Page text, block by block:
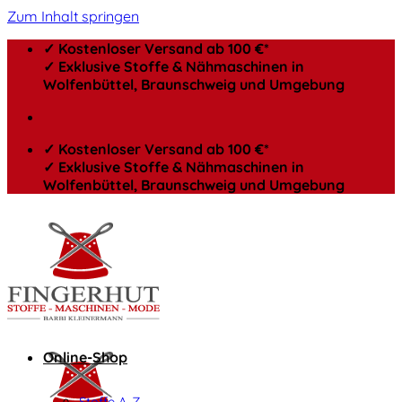
Zum Inhalt springen
✓ Kostenloser Versand ab 100 €*
✓ Exklusive Stoffe & Nähmaschinen in
Wolfenbüttel, Braunschweig und Umgebung
✓ Kostenloser Versand ab 100 €*
✓ Exklusive Stoffe & Nähmaschinen in
Wolfenbüttel, Braunschweig und Umgebung
Online-Shop